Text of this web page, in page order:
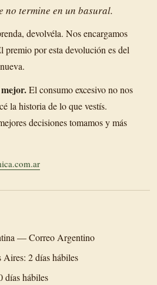
no termine en un basural.
devolvéla. Nos encargamos
premio por esta devolución es del
El consumo excesivo no nos
la historia de lo que vestís.
decisiones tomamos y más
— Correo Argentino
2 días hábiles
días hábiles